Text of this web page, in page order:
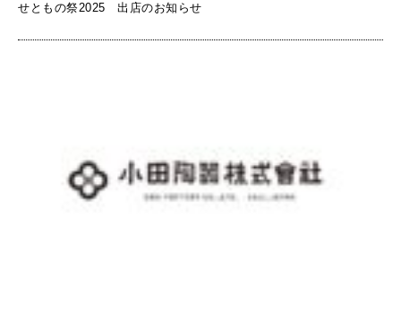
せともの祭2025 出店のお知らせ